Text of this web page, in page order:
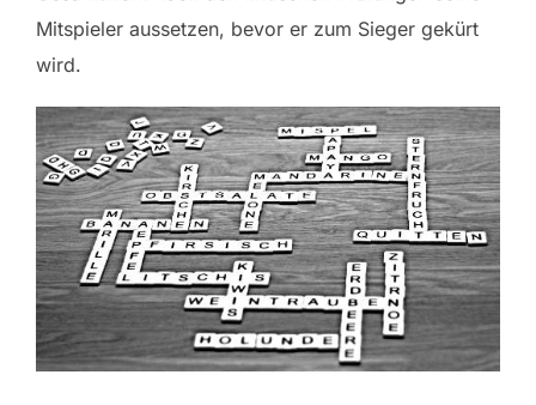
Mitspieler aussetzen, bevor er zum Sieger gekürt
wird.